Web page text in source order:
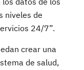
niveles de
24/7”.
crear una
de salud,